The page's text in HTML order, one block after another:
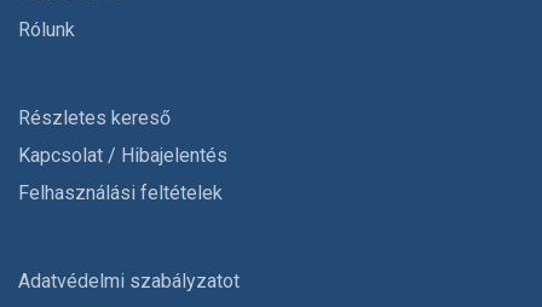
Rólunk
Részletes kereső
Kapcsolat / Hibajelentés
Felhasználási feltételek
Adatvédelmi szabályzatot